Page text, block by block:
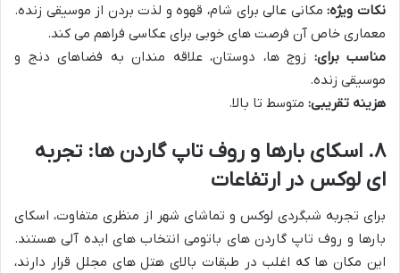
نکات ویژه:مکانی عالی برای شام، قهوه و لذت بردن از موسیقی زنده.
معماری خاص آن فرصت های خوبی برای عکاسی فراهم می کند.
مناسب برای: زوج ها، دوستان، علاقه مندان به فضاهای دنج و
موسیقی زنده.
هزینه تقریبی: متوسط تا بالا.
۸. اسکای بارها و روف تاپ گاردن ها: تجربه
ای لوکس در ارتفاعات
برای تجربه شبگردی لوکس و تماشای شهر از منظری متفاوت، اسکای
بارها و روف تاپ گاردن های باتومی انتخاب های ایده آلی هستند.
این مکان ها که اغلب در طبقات بالای هتل های مجلل قرار دارند،